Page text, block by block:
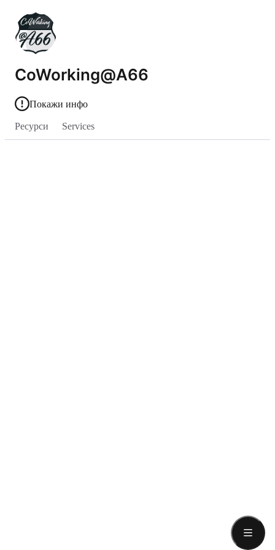
CoWorking@A66
Покажи инфо
Ресурси Services